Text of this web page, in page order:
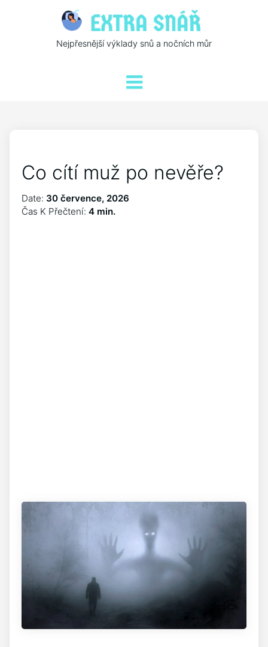
Nejpřesnější výklady snů a nočních můr
Co cítí muž po nevěře?
Date: 30 července, 2026
Čas K Přečtení: 4 min.